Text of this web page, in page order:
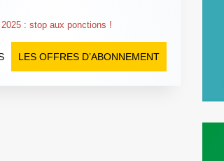
: stop aux ponctions !
LES OFFRES D’ABONNEMENT